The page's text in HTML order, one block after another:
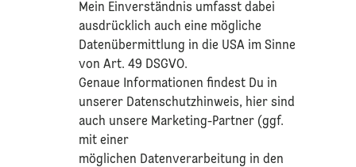
Mein Einverständnis umfasst dabei
ausdrücklich auch eine mögliche
Datenübermittlung in die USA im Sinne
von Art. 49 DSGVO.​
​Genaue Informationen findest Du in
unserer Datenschutzhinweis, hier sind
auch unsere Marketing-Partner (ggf.
mit einer
möglichen Datenverarbeitung in den